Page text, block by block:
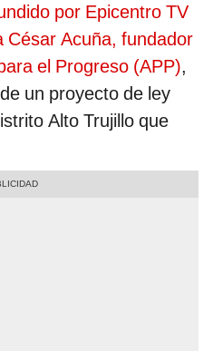
por Epicentro TV
César Acuña, fundador
el Progreso (APP),
un proyecto de ley
Alto Trujillo que